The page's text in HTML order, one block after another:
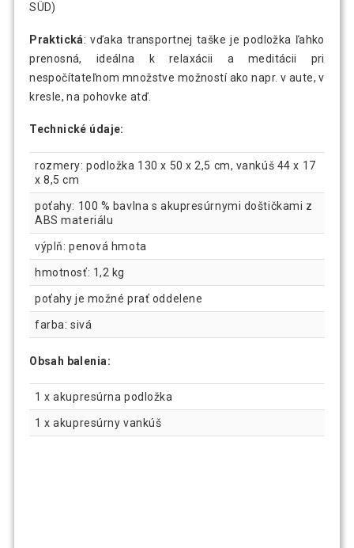
SÜD)
Praktická: vďaka transportnej taške je podložka ľahko
prenosná, ideálna k relaxácii a meditácii pri
nespočítateľnom množstve možností ako napr. v aute, v
kresle, na pohovke atď.
Technické údaje:
rozmery: podložka 130 x 50 x 2,5 cm, vankúš 44 x 17
x 8,5 cm
poťahy: 100 % bavlna s akupresúrnymi doštičkami z
ABS materiálu
výplň: penová hmota
hmotnosť: 1,2 kg
poťahy je možné prať oddelene
farba: sivá
Obsah balenia:
1 x akupresúrna podložka
1 x akupresúrny vankúš